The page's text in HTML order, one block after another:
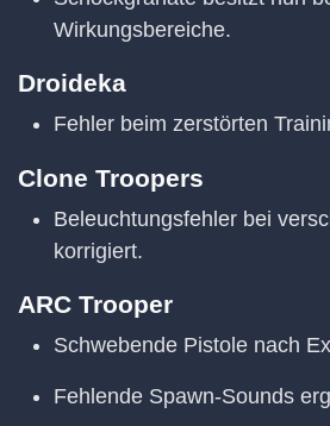
Wirkungsbereiche.
Droideka
Fehler beim zerstörten
Clone Troopers
Beleuchtungsfehler bei
korrigiert.
ARC Trooper
Schwebende Pistole nach
Fehlende Spawn-Sounds